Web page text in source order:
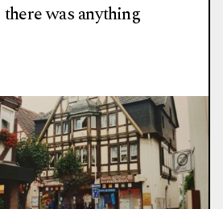
was anything